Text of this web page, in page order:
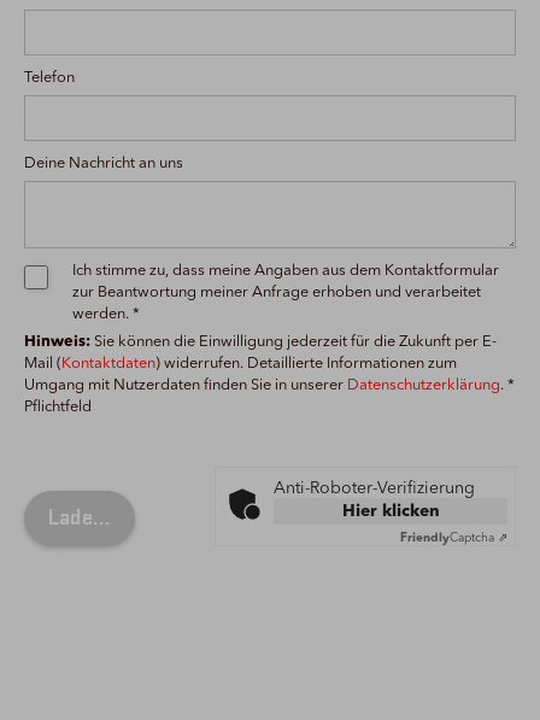
Telefon
Deine Nachricht an uns
Ich stimme zu, dass meine Angaben aus dem Kontaktformular
zur Beantwortung meiner Anfrage erhoben und verarbeitet
werden. *
Hinweis: Sie können die Einwilligung jederzeit für die Zukunft per E-
Mail ( Kontaktdaten) widerrufen. Detaillierte Informationen zum
Umgang mit Nutzerdaten finden Sie in unserer Datenschutzerklärung. *
Pflichtfeld
Anti-Roboter-Verifizierung
Hier klicken
FriendlyCaptcha ⇗